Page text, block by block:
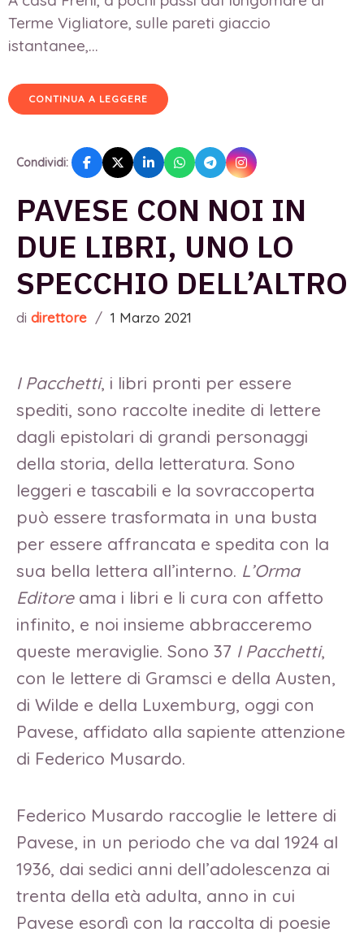
Terme Vigliatore, sulle pareti giaccio
istantanee,...
CONTINUA A LEGGERE
Condividi:
PAVESE CON NOI IN
DUE LIBRI, UNO LO
SPECCHIO DELL’ALTRO
di direttore / 1 Marzo 2021
I Pacchetti, i libri pronti per essere
spediti, sono raccolte inedite di lettere
dagli epistolari di grandi personaggi
della storia, della letteratura. Sono
leggeri e tascabili e la sovraccoperta
può essere trasformata in una busta
per essere affrancata e spedita con la
sua bella lettera all’interno. L’Orma
Editoreama i libri e li cura con affetto
infinito, e noi insieme abbracceremo
queste meraviglie. Sono 37 I Pacchetti,
con le lettere di Gramsci e della Austen,
di Wilde e della Luxemburg, oggi con
Pavese, affidato alla sapiente attenzione
di Federico Musardo.
Federico Musardo raccoglie le lettere di
Pavese, in un periodo che va dal 1924 al
1936, dai sedici anni dell’adolescenza ai
trenta della età adulta, anno in cui
Pavese esordì con la raccolta di poesie